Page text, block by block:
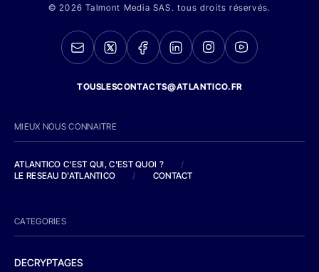
© 2026 Talmont Media SAS. tous droits réservés.
TOUSLESCONTACTS@ATLANTICO.FR
MIEUX NOUS CONNAITRE
ATLANTICO C'EST QUI, C'EST QUOI ?
/
LE RESEAU D'ATLANTICO
/ CONTACT
CATEGORIES
DECRYPTAGES